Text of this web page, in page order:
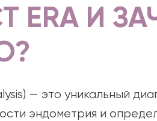
ERA И
— это уникальный
эндометрия и